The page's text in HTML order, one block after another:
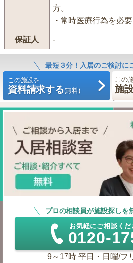
方。
・常時医療行為を必
保証人 -
最短３分！入居のご検討に
この施設を
資料請求する(無料)
この
施
プロの相談員が施設探しを
お気軽にご相談くだ
0120-
9～17時 平日・日曜/フ